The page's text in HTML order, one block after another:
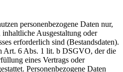
personenbezogene Daten nur,
Ausgestaltung oder
erforderlich sind (Bestandsdaten).
Art. 6 Abs. 1 lit. b DSGVO, der die
eines Vertrags oder
Personenbezogene Daten